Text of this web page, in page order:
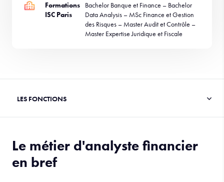
Formations
ISC Paris
Bachelor Banque et Finance – Bachelor
Data Analysis – MSc Finance et Gestion
des Risques – Master Audit et Contrôle –
Master Expertise Juridique et Fiscale
Le métier d'analyste financier
en bref